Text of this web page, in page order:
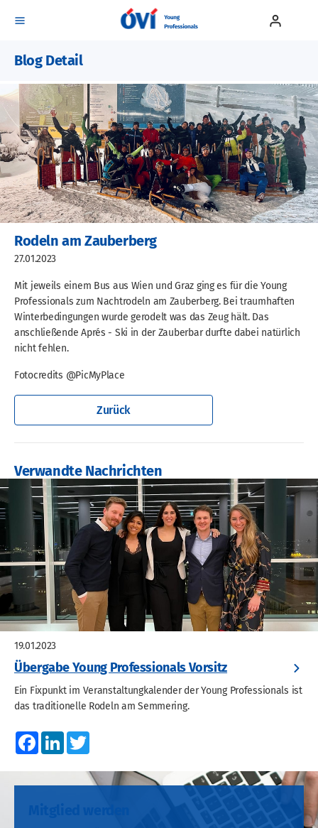
Events
Mitgliedschaft
Blog
Team
Kontakt
Blog Detail
Rodeln am Zauberberg
27.01.2023
Mit jeweils einem Bus aus Wien und Graz ging es für die Young
Professionals zum Nachtrodeln am Zauberberg. Bei traumhaften
Winterbedingungen wurde gerodelt was das Zeug hält. Das
anschließende Aprés - Ski in der Zauberbar durfte dabei natürlich
nicht fehlen.
Fotocredits @PicMyPlace
Zurück
Verwandte Nachrichten
19.01.2023
Übergabe Young Professionals Vorsitz
Ein Fixpunkt im Veranstaltungkalender der Young Professionals ist
das traditionelle Rodeln am Semmering.
FacebookLinkedIn